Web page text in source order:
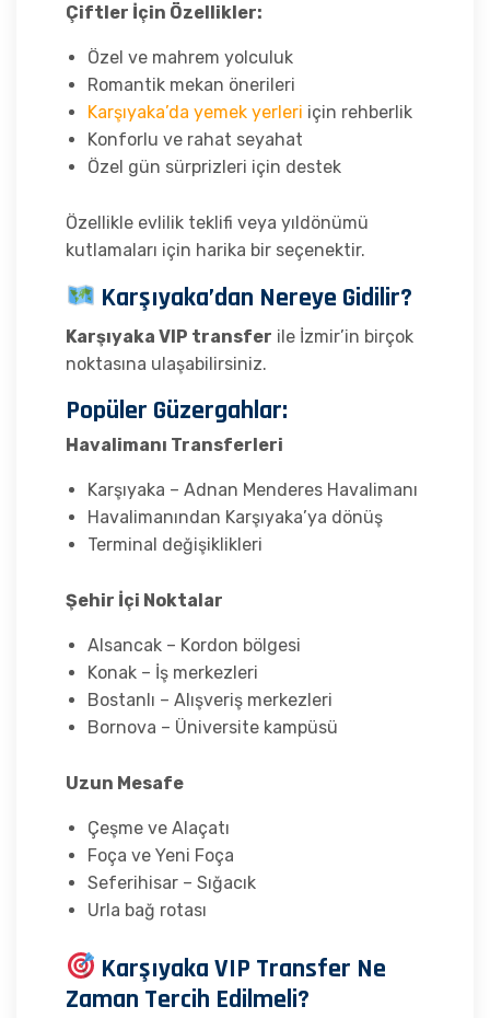
Çiftler İçin Özellikler:
Özel ve mahrem yolculuk
Romantik mekan önerileri
Karşıyaka’da yemek yerleri için rehberlik
Konforlu ve rahat seyahat
Özel gün sürprizleri için destek
Özellikle evlilik teklifi veya yıldönümü
kutlamaları için harika bir seçenektir.
Karşıyaka’dan Nereye Gidilir?
Karşıyaka VIP transfer ile İzmir’in birçok
noktasına ulaşabilirsiniz.
Popüler Güzergahlar:
Havalimanı Transferleri
Karşıyaka – Adnan Menderes Havalimanı
Havalimanından Karşıyaka’ya dönüş
Terminal değişiklikleri
Şehir İçi Noktalar
Alsancak – Kordon bölgesi
Konak – İş merkezleri
Bostanlı – Alışveriş merkezleri
Bornova – Üniversite kampüsü
Uzun Mesafe
Çeşme ve Alaçatı
Foça ve Yeni Foça
Seferihisar – Sığacık
Urla bağ rotası
Karşıyaka VIP Transfer Ne
Zaman Tercih Edilmeli?